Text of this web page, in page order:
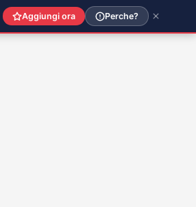
Aggiungi ora Perche?